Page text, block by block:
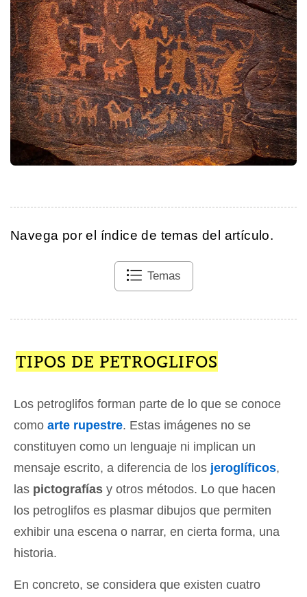
Navega por el índice de temas del artículo.
Temas
TIPOS DE PETROGLIFOS
Los petroglifos forman parte de lo que se conoce
como arte rupestre. Estas imágenes no se
constituyen como un lenguaje ni implican un
mensaje escrito, a diferencia de los jeroglíficos,
las pictografías y otros métodos. Lo que hacen
los petroglifos es plasmar dibujos que permiten
exhibir una escena o narrar, en cierta forma, una
historia.
En concreto, se considera que existen cuatro